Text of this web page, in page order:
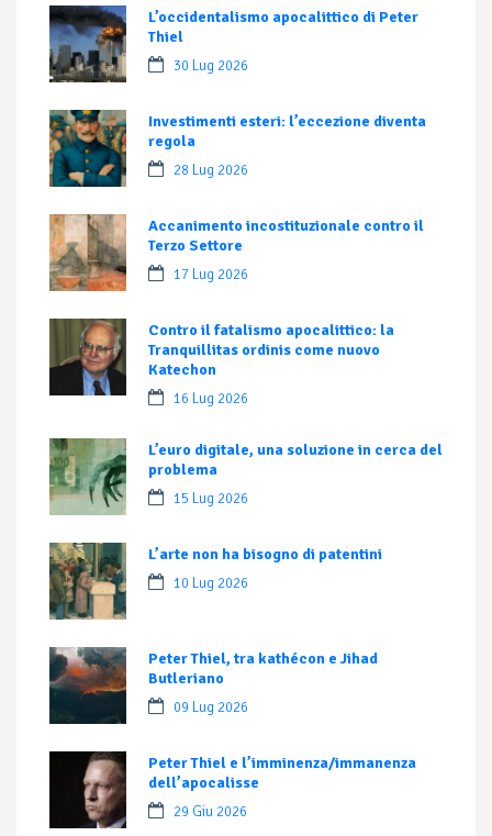
L’occidentalismo apocalittico di Peter
Thiel
30 Lug 2026
Investimenti esteri: l’eccezione diventa
regola
28 Lug 2026
Accanimento incostituzionale contro il
Terzo Settore
17 Lug 2026
Contro il fatalismo apocalittico: la
Tranquillitas ordinis come nuovo
Katechon
16 Lug 2026
L’euro digitale, una soluzione in cerca del
problema
15 Lug 2026
L’arte non ha bisogno di patentini
10 Lug 2026
Peter Thiel, tra kathécon e Jihad
Butleriano
09 Lug 2026
Peter Thiel e l’imminenza/immanenza
dell’apocalisse
29 Giu 2026